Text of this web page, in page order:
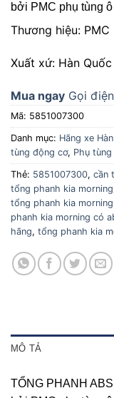
bởi PMC phụ tùng
Thương hiệu: PMC
Xuất xứ: Hàn Quốc
Mua ngay Gọi
Mã: 5851007300
Danh mục: Hãng xe
tùng động cơ, Phụ
Thẻ: 5851007300, cần
tổng phanh kia morning
tổng phanh kia
phanh kia morning có
hãng, tổng phanh kia
MÔ TẢ
TỔNG PHANH